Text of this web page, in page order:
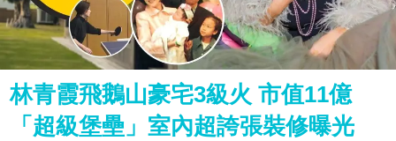
林青霞飛鵝山豪宅3級火 市值11億
「超級堡壘」室內超誇張裝修曝光